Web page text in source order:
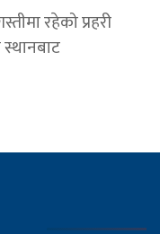
रहेको प्रहरी